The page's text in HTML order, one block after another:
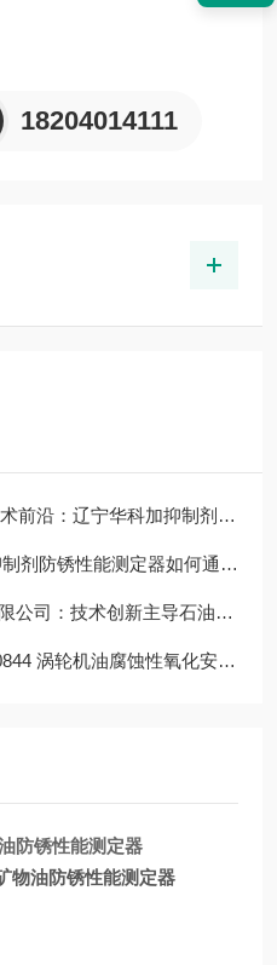
18204014111
科加抑制剂防锈性能测定器应用与突破
定器如何通过技术优化，提升准确度？
术创新主导石油设备行业新高度
腐蚀性氧化安定性测定器技术原理拆解
物油防锈性能测定器